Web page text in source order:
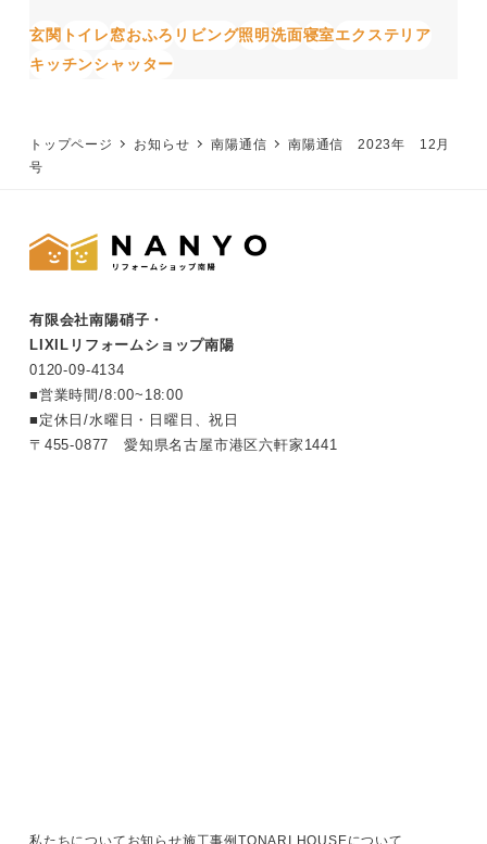
玄関 トイレ窓おふろ リビング照明洗面寝室エクステリア
キッチンシャッター
トップページ お知らせ 南陽通信
南陽通信 2023年 12月
号
有限会社南陽硝子・
LIXILリフォームショップ南陽
0120-09-4134
■営業時間/8:00~18:00
■定休日/水曜日・日曜日、祝日
〒455-0877 愛知県名古屋市港区六軒家1441
で